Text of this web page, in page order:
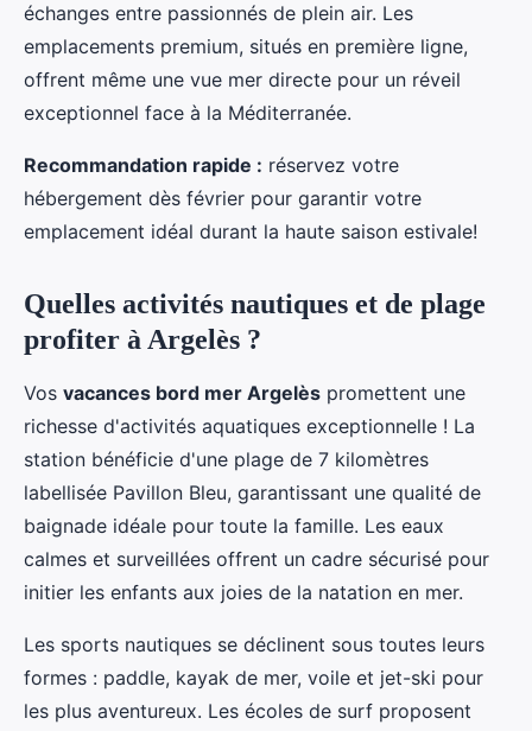
échanges entre passionnés de plein air. Les
emplacements premium, situés en première ligne,
offrent même une vue mer directe pour un réveil
exceptionnel face à la Méditerranée.
Recommandation rapide : réservez votre
hébergement dès février pour garantir votre
emplacement idéal durant la haute saison estivale!
Quelles activités nautiques et de plage
profiter à Argelès ?
Vos vacances bord mer Argelès promettent une
richesse d'activités aquatiques exceptionnelle ! La
station bénéficie d'une plage de 7 kilomètres
labellisée Pavillon Bleu, garantissant une qualité de
baignade idéale pour toute la famille. Les eaux
calmes et surveillées offrent un cadre sécurisé pour
initier les enfants aux joies de la natation en mer.
Les sports nautiques se déclinent sous toutes leurs
formes : paddle, kayak de mer, voile et jet-ski pour
les plus aventureux. Les écoles de surf proposent